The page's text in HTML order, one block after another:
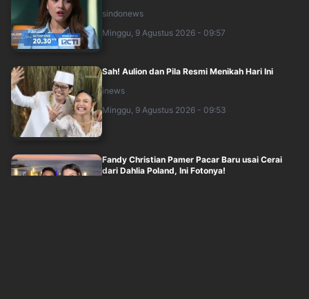
sindonews
Minggu, 9 Agustus 2026 - 09:57
Sah! Aulion dan Pila Resmi Menikah Hari Ini
inews
Minggu, 9 Agustus 2026 - 09:53
Fandy Christian Pamer Pacar Baru usai Cerai
dari Dahlia Poland, Ini Fotonya!